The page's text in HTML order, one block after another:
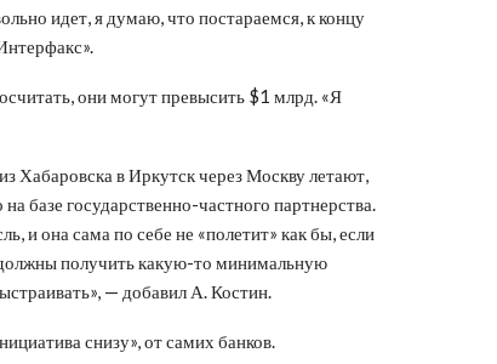
идет, я думаю, что постараемся, к концу
они могут превысить $1 млрд. «Я
Хабаровска в Иркутск через Москву летают,
базе государственно-частного партнерства.
и она сама по себе не «полетит» как бы, если
должны получить какую-то минимальную
— добавил А. Костин.
снизу», от самих банков.